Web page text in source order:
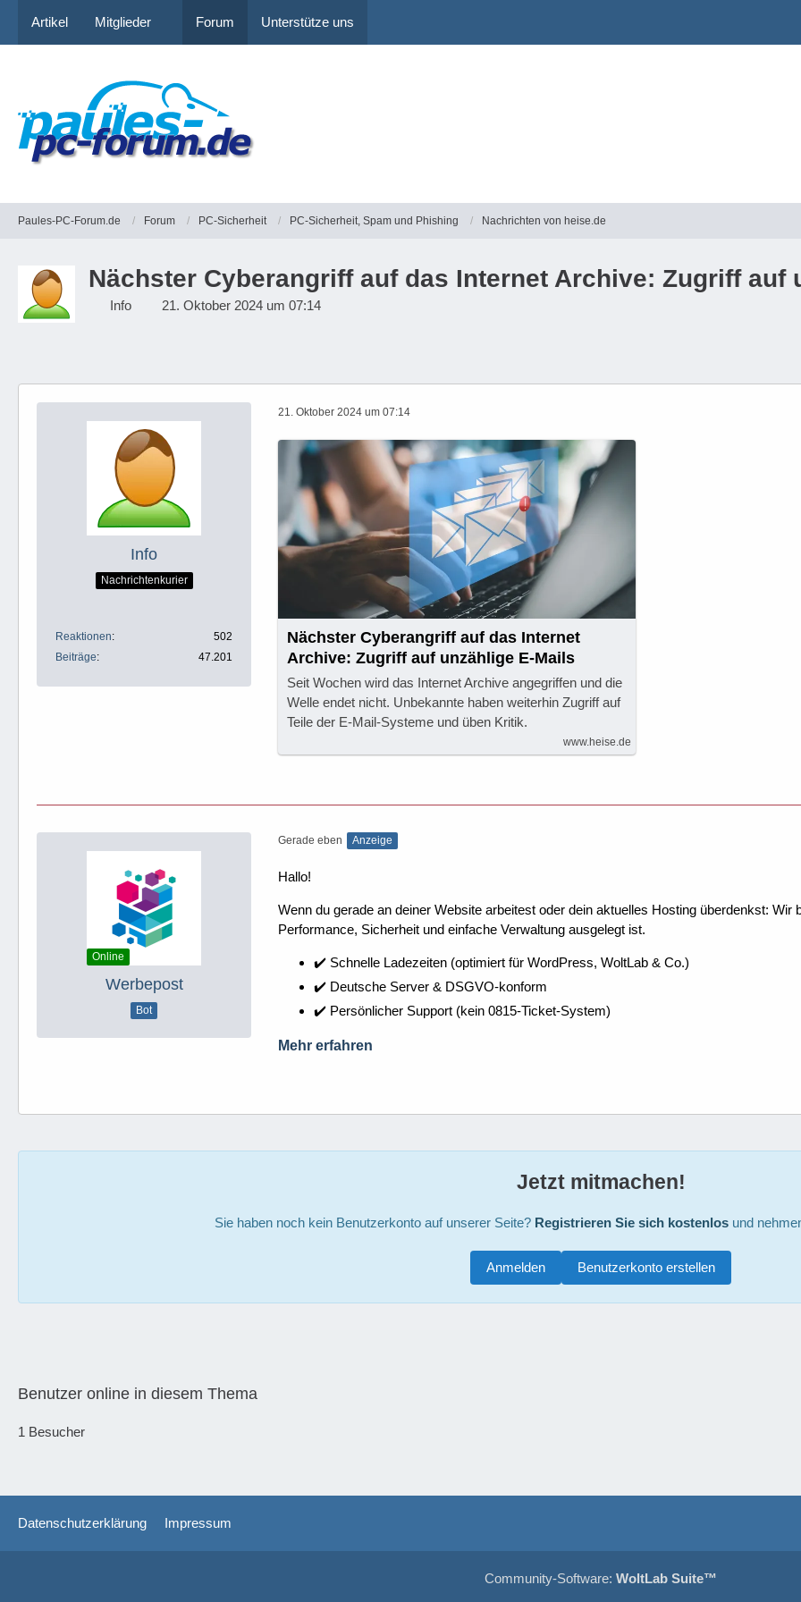
Artikel Mitglieder Forum Unterstütze uns
Paules-PC-Forum.de Forum PC-Sicherheit PC-Sicherheit, Spam und Phishing Nachrichten von heise.de
Nächster Cyberangriff auf das Internet Archive: Zugriff auf
Info 21. Oktober 2024 um 07:14
Info
Nachrichtenkurier
Reaktionen
502
Beiträge
47.201
21. Oktober 2024 um 07:14
Nächster Cyberangriff auf das Internet
Archive: Zugriff auf unzählige E-Mails
Seit Wochen wird das Internet Archive angegriffen und die
Welle endet nicht. Unbekannte haben weiterhin Zugriff auf
Teile der E-Mail-Systeme und üben Kritik.
www.heise.de
Online
Werbepost
Bot
Gerade eben Anzeige
Hallo!
Wenn du gerade an deiner Website arbeitest oder dein aktuelles Hosting überdenkst:
Performance, Sicherheit und einfache Verwaltung ausgelegt ist.
✔️ Schnelle Ladezeiten (optimiert für WordPress, WoltLab & Co.)
✔️ Deutsche Server & DSGVO-konform
✔️ Persönlicher Support (kein 0815-Ticket-System)
Mehr erfahren
Jetzt mitmachen!
Sie haben noch kein Benutzerkonto auf unserer Seite? Registrieren Sie sich kostenlosund
Benutzerkonto erstellen
Anmelden
Benutzer online in diesem Thema
1 Besucher
Datenschutzerklärung Impressum
Community-Software: WoltLab Suite™